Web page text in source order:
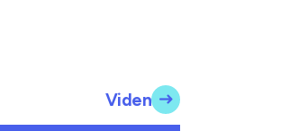
Viden